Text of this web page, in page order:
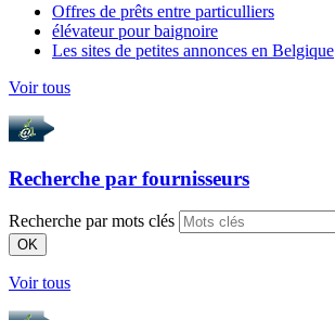
Offres de prêts entre particulliers
élévateur pour baignoire
Les sites de petites annonces en Belgique
Voir tous
Recherche par fournisseurs
Recherche par mots clés
OK
Voir tous